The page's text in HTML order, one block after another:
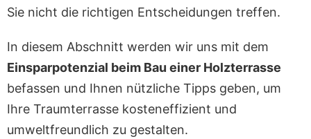
Sie nicht die richtigen Entscheidungen treffen.
In diesem Abschnitt werden wir uns mit dem
Einsparpotenzial beim Bau einer Holzterrasse
befassen und Ihnen nützliche Tipps geben, um
Ihre Traumterrasse kosteneffizient und
umweltfreundlich zu gestalten.